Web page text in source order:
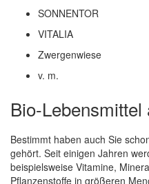
SONNENTOR
VITALIA
Zwergenwiese
v. m.
Bio-
Bestimmt haben auch Sie
gehört. Seit einigen Jahren
beispielsweise Vitamine,
Pflanzenstoffe in größeren